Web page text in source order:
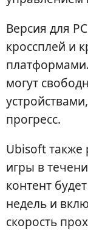
Версия для
кроссплей и
могут
прогресс.
Ubisoft
игры в
контент
недель и
скорость